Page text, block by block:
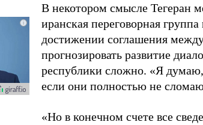
В некотором смысле Тегеран
иранская переговорная
достижении соглашения
прогнозировать развитие
республики сложно. «Я думаю,
если они полностью не
«Но в конечном счете все